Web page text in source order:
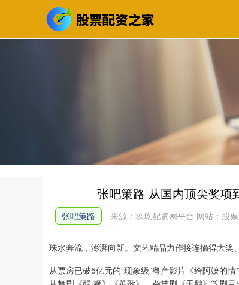
张吧策路 从国内顶尖奖项
张吧策路 来源：玖玖配资网平台 网站：股
珠水奔流，澎湃向新。文艺精品力作接连摘得大奖
从票房已破5亿元的“现象级”粤产影片《给阿嬷的